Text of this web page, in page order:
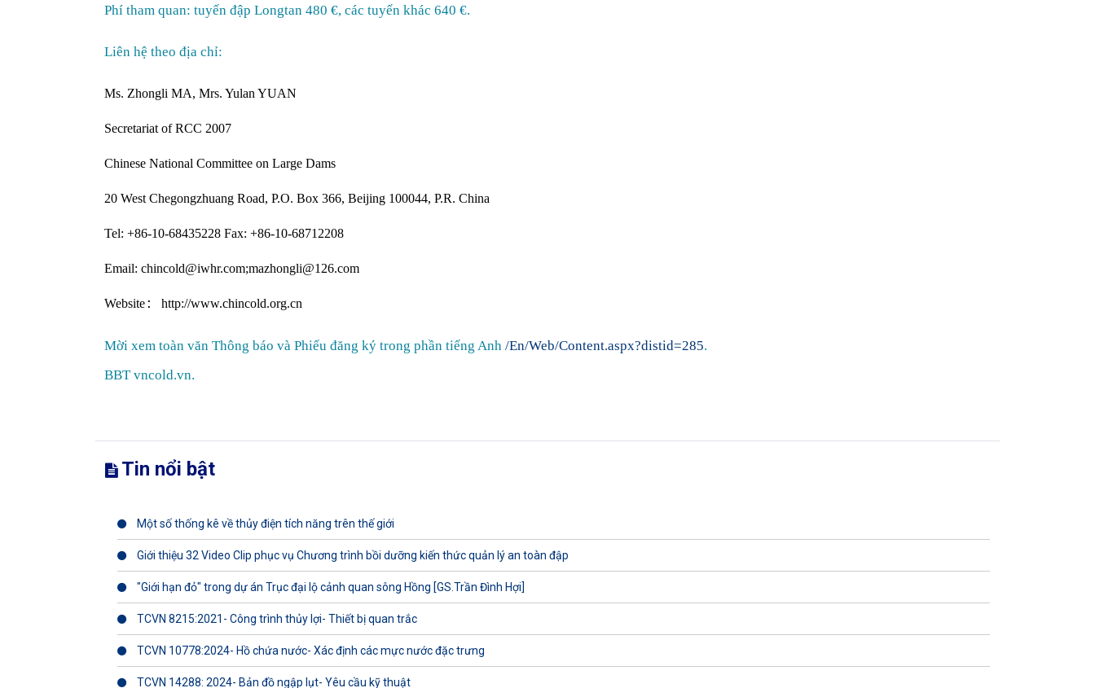
Phí tham quan: tuyến đập Longtan 480 €, các tuyến khác 640 €.
Liên hệ theo địa chỉ:
Ms. Zhongli MA, Mrs. Yulan YUAN
Secretariat of RCC 2007
Chinese National Committee on Large Dams
20 West Chegongzhuang Road, P.O. Box 366, Beijing 100044, P.R. China
Tel: +86-10-68435228 Fax: +86-10-68712208
Email: chincold@iwhr.com;mazhongli@126.com
Website: http://www.chincold.org.cn
Mời xem toàn văn Thông báo và Phiếu đăng ký trong phần tiếng Anh /En/Web/Content.aspx?distid=285.
BBT vncold.vn.
Tin nổi bật
Một số thống kê về thủy điện tích năng trên thế giới
Giới thiệu 32 Video Clip phục vụ Chương trình bồi dưỡng kiến thức quản lý an toàn đập
"Giới hạn đỏ" trong dự án Trục đại lộ cảnh quan sông Hồng [GS.Trần Đình Hợi]
TCVN 8215:2021- Công trình thủy lợi- Thiết bị quan trắc
TCVN 10778:2024- Hồ chứa nước- Xác định các mực nước đặc trưng
TCVN 14288: 2024- Bản đồ ngập lụt- Yêu cầu kỹ thuật